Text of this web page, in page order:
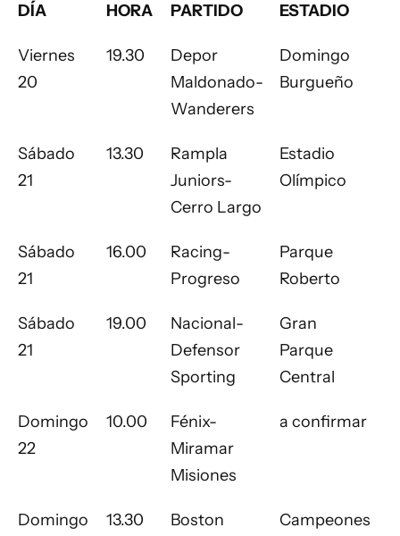
DÍA HORA PARTIDO ESTADIO
Viernes
20
19.30
Depor
Maldonado-
Wanderers
Domingo
Burgueño
Sábado
21
13.30
Rampla
Juniors-
Cerro Largo
Estadio
Olímpico
Sábado
21
16.00
Racing-
Progreso
Parque
Roberto
Sábado
21
19.00
Nacional-
Defensor
Sporting
Gran
Parque
Central
Domingo
22
10.00
Fénix-
Miramar
Misiones
a confirmar
Domingo
13.30
Boston
Campeones